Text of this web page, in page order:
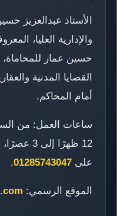
الأستاذ عبدالعزيز
والإدارية العليا،
حسين عمار
القضايا المدنية
أمام المحاكم.
ساعات العمل: من
12 ظهرًا
على 01285743047
.
الموقع الرسمي: